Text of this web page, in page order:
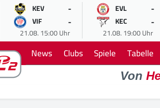
KEV -
VIF -
21.08. 15:00 Uhr
EVL -
KEC -
21.08. 19:00 Uhr
News Clubs Spiele Tabelle
Von